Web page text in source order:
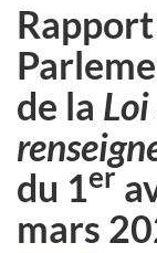
de la
du 1er
mars